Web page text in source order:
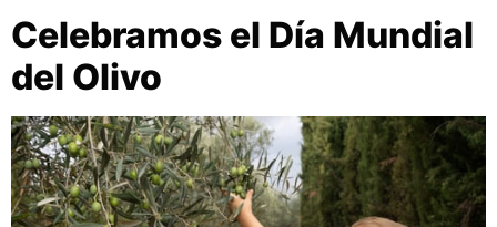
Celebramos el Día Mundial
del Olivo